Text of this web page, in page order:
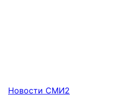
Новости СМИ2